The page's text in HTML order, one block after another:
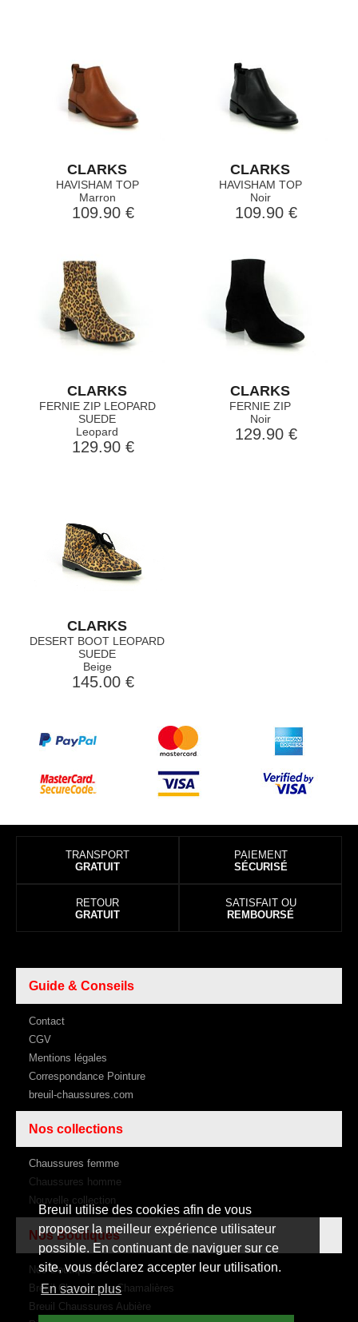
Breuil utilise des cookies afin de vous
proposer la meilleur expérience utilisateur
possible. En continuant de naviguer sur ce
site, vous déclarez accepter leur utilisation.
En savoir plus
CLARKS
HAVISHAM TOP
Marron
109.90 €
CLARKS
HAVISHAM TOP
Noir
109.90 €
CLARKS
FERNIE ZIP LEOPARD
SUEDE
Leopard
129.90 €
CLARKS
FERNIE ZIP
Noir
129.90 €
CLARKS
DESERT BOOT LEOPARD
SUEDE
Beige
145.00 €
TRANSPORT
GRATUIT
PAIEMENT
SÉCURISÉ
RETOUR
GRATUIT
SATISFAIT OU
REMBOURSÉ
Guide & Conseils
Contact
CGV
Mentions légales
Correspondance Pointure
breuil-chaussures.com
Nos collections
Chaussures femme
Chaussures homme
Nouvelle collection
Nos Boutiques
Nos Boutiques
Breuil Chaussures Chamalières
Breuil Chaussures Aubière